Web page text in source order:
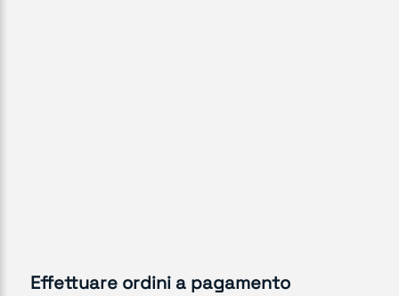
Effettuare ordini a pagamento